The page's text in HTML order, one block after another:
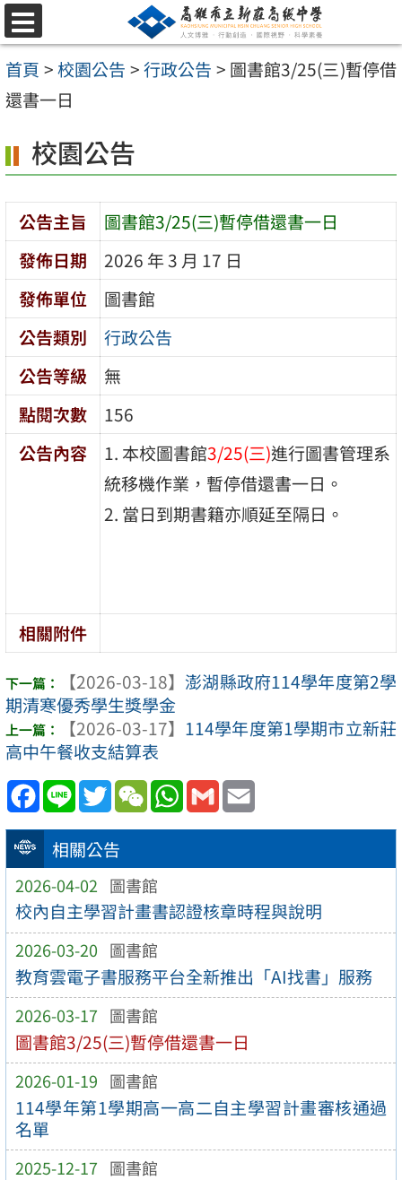
跳
至
主
要
容
區
選
單
首頁 >校園公告 >行政公告 > 圖書館3/25(三)暫停借
還書一日
相關公告
2026-04-02 圖書館
校內自主學習計畫書認證核章時程與說明
2026-03-20 圖書館
教育雲電子書服務平台全新推出「AI找書」服務
2026-03-17 圖書館
圖書館3/25(三)暫停借還書一日
2026-01-19 圖書館
114學年第1學期高一高二自主學習計畫審核通過
名單
2025-12-17 圖書館
校園公告
公告主旨
圖書館3/25(三)暫停借還書一日
發佈日期
2026 年 3 月 17 日
發佈單位
圖書館
公告類別
行政公告
公告等級
無
點閱次數
156
公告內容
1. 本校圖書館3/25(三)進行圖書管理系
統移機作業，暫停借還書一日。
2. 當日到期書籍亦順延至隔日。
相關附件
【2026-03-18】 澎湖縣政府114學年度第2學
期清寒優秀學生獎學金
【2026-03-17】 114學年度第1學期市立新莊
高中午餐收支結算表
Facebook
Line TwitterWeChatWhatsApp
Gmail